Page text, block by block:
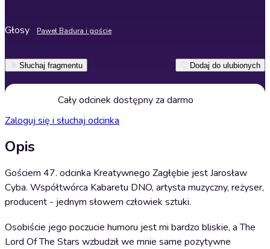
Głosy Paweł Badura i goście
Słuchaj fragmentu Dodaj do ulubionych
Cały odcinek dostępny za darmo
Zaloguj się i słuchaj odcinka
Opis
Gościem 47. odcinka Kreatywnego Zagłębie jest Jarosław
Cyba. Współtwórca Kabaretu DNO, artysta muzyczny, reżyser,
producent - jednym słowem człowiek sztuki.
Osobiście jego poczucie humoru jest mi bardzo bliskie, a The
Lord Of The Stars wzbudził we mnie same pozytywne